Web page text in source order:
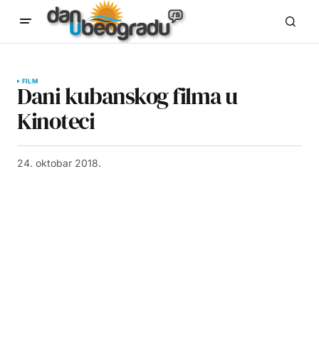
FILM
Dani kubanskog filma u
Kinoteci
24. oktobar 2018.